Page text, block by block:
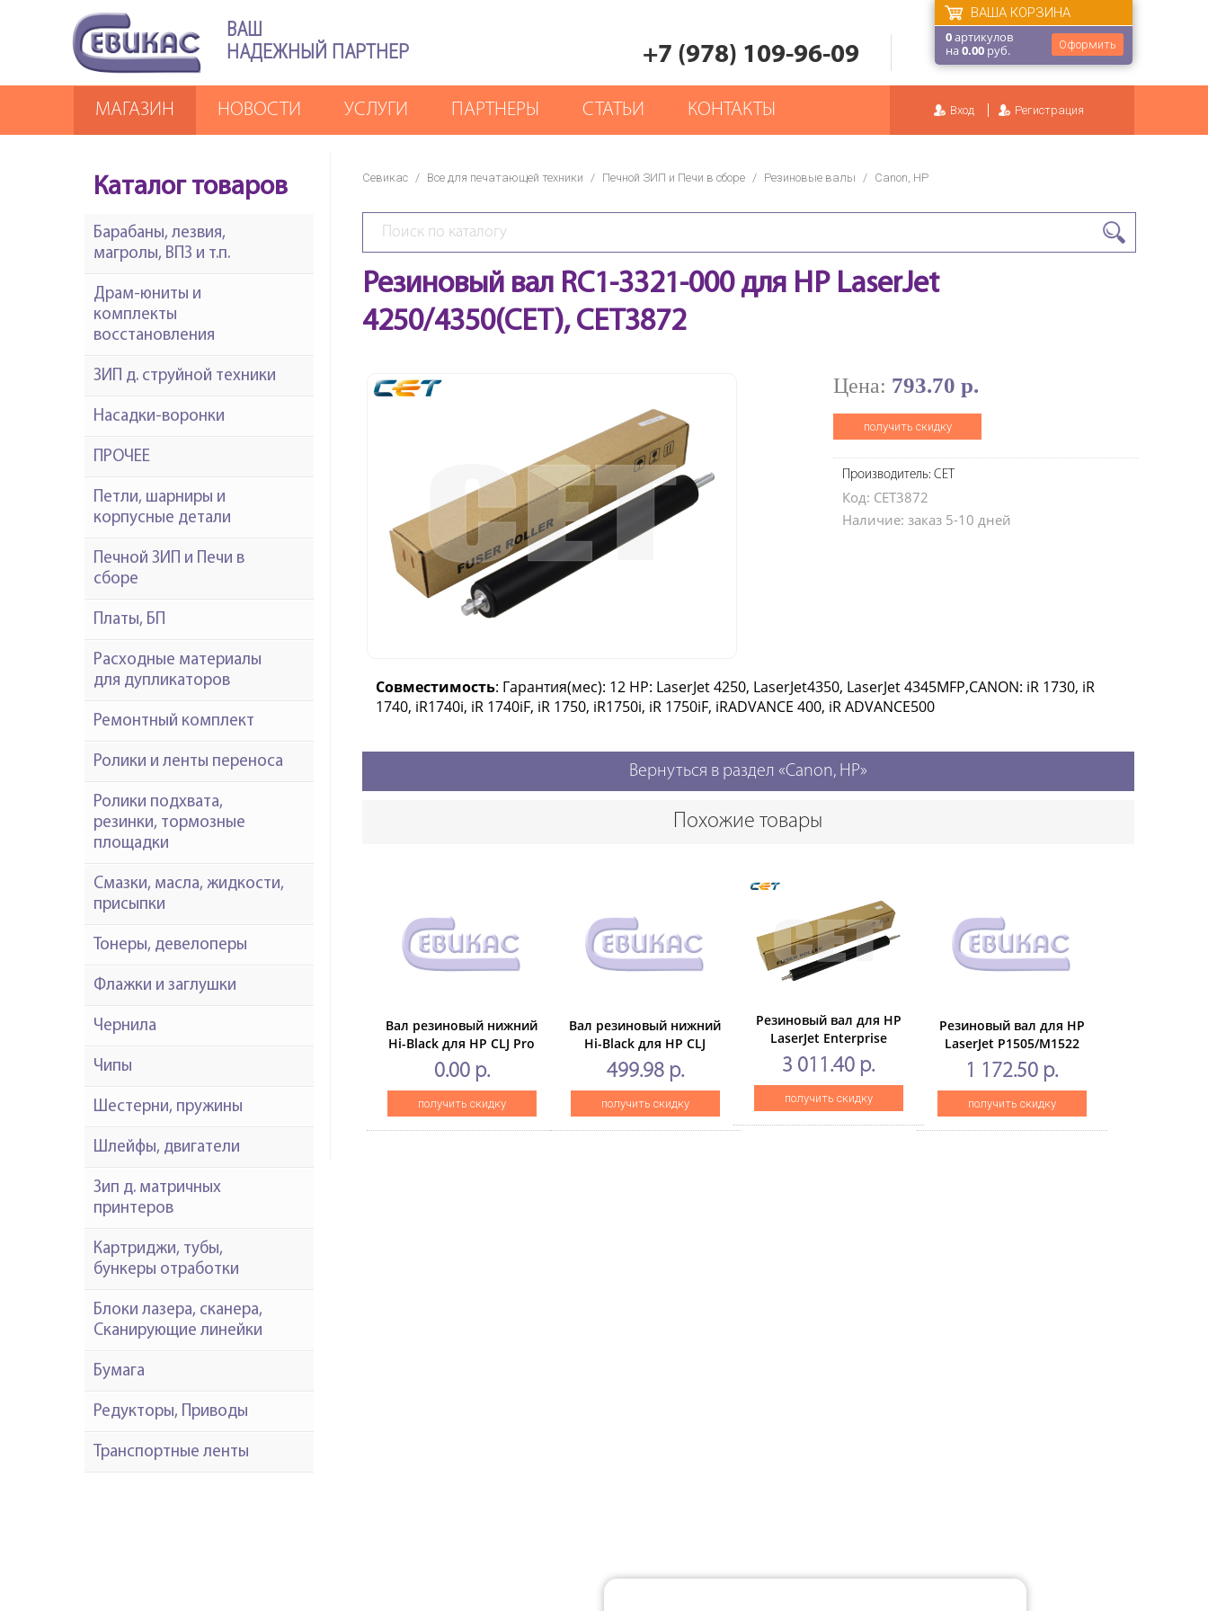
ВАШ
НАДЕЖНЫЙ ПАРТНЕР
+7 (978) 109-96-09 Оформить
ВАША КОРЗИНА
0артикулов
на0.00 руб.
Вход Регистрация
МАГАЗИН НОВОСТИ УСЛУГИ ПАРТНЕРЫ СТАТЬИ КОНТАКТЫ
Севикас / Все для печатающей техники / Печной ЗИП и Печи в сборе / Резиновые валы / Canon, HP
Резиновый вал RC1-3321-000 для HP LaserJet
4250/4350(CET), CET3872
Цена: 793.70 р.
получить скидку
Производитель: CET
Код: CET3872
Наличие: заказ 5-10 дней
Совместимость: Гарантия(мес): 12 HP: LaserJet 4250, LaserJet4350, LaserJet 4345MFP,CANON: iR 1730, iR
1740, iR1740i, iR 1740iF, iR 1750, iR1750i, iR 1750iF, iRADVANCE 400, iR ADVANCE500
Вернуться в раздел «Canon, HP»
Похожие товары
Вал резиновый нижний
Hi-Black для HP CLJ Pro
M452/MPFM477
0.00 р.
получить скидку
Вал резиновый нижний
Hi-Black для HP CLJ
ProCP1525/CM1415
499.98 р.
получить скидку
Резиновый вал для HP
LaserJet Enterprise
M806/M830 (CET),CET2743
3 011.40 р.
получить скидку
Резиновый вал для HP
LaserJet P1505/M1522
(CET),CET2740U
1 172.50 р.
получить скидку
Каталог товаров
Барабаны, лезвия,
магролы, ВПЗ и т.п.
Драм-юниты и
комплекты
восстановления
ЗИП д. струйной техники
Насадки-воронки
ПРОЧЕЕ
Петли, шарниры и
корпусные детали
Печной ЗИП и Печи в
сборе
Платы, БП
Расходные материалы
для дупликаторов
Ремонтный комплект
Ролики и ленты переноса
Ролики подхвата,
резинки, тормозные
площадки
Смазки, масла, жидкости,
присыпки
Тонеры, девелоперы
Флажки и заглушки
Чернила
Чипы
Шестерни, пружины
Шлейфы, двигатели
Зип д. матричных
принтеров
Картриджи, тубы,
бункеры отработки
Блоки лазера, сканера,
Сканирующие линейки
Бумага
Редукторы, Приводы
Транспортные ленты